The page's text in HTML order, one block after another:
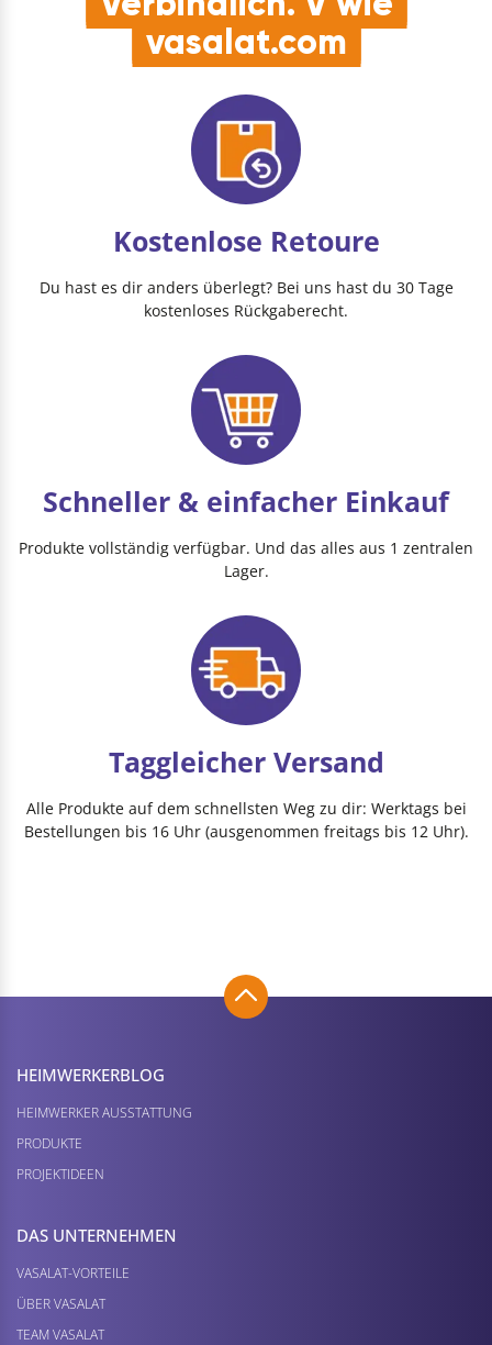
vasalat.com
Kostenlose Retoure
Du hast es dir anders überlegt? Bei uns hast du 30 Tage
kostenloses Rückgaberecht.
Schneller & einfacher Einkauf
Produkte vollständig verfügbar. Und das alles aus 1 zentralen
Lager.
Taggleicher Versand
Alle Produkte auf dem schnellsten Weg zu dir: Werktags bei
Bestellungen bis 16 Uhr (ausgenommen freitags bis 12 Uhr).
HEIMWERKER­BLOG
HEIMWERKER AUSSTATTUNG
PRODUKTE
PROJEKTIDEEN
DAS UNTERNEHMEN
VASALAT-VORTEILE
ÜBER VASALAT
TEAM VASALAT